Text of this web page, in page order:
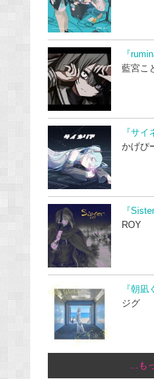
『
藍宮こ
『サイ
かげぴ
『Sister
ROY
『朝凪
ジグ
...も